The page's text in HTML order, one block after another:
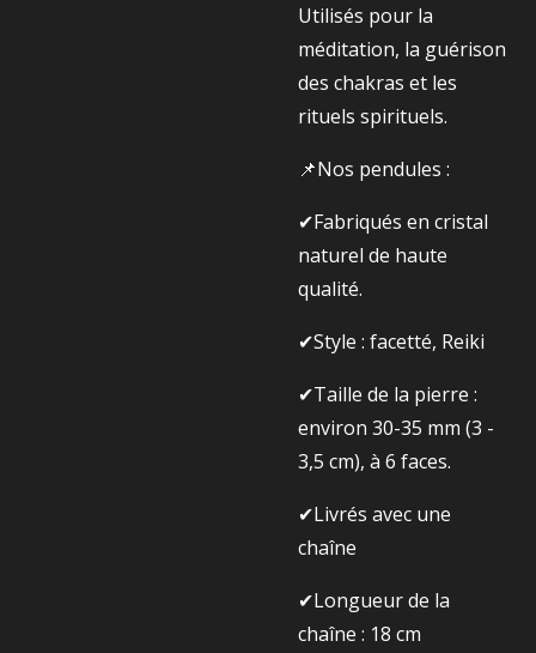
Utilisés pour la
méditation, la guérison
des chakras et les
rituels spirituels.
📌Nos pendules :
✔Fabriqués en cristal
naturel de haute
qualité.
✔Style : facetté, Reiki
✔Taille de la pierre :
environ 30-35 mm (3 -
3,5 cm), à 6 faces.
✔Livrés avec une
chaîne
✔Longueur de la
chaîne : 18 cm